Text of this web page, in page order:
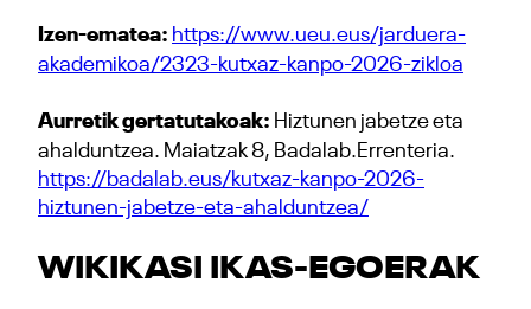
Izen-ematea: https://www.ueu.eus/jarduera-
akademikoa/2323-kutxaz-kanpo-2026-zikloa
Aurretik gertatutakoak: Hiztunen jabetze eta
ahalduntzea. Maiatzak 8, Badalab.Errenteria.
https://badalab.eus/kutxaz-kanpo-2026-
hiztunen-jabetze-eta-ahalduntzea/
WIKIKASI IKAS-EGOERAK